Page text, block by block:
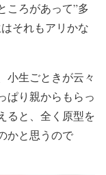
ころがあって”多
それもアリかな
小生ごときが云々
ぱり 親からもらっ
と、 全く原型を
かと思うので